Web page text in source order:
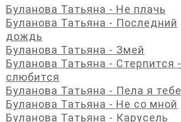
Буланова Татьяна - Не плачь
Буланова Татьяна - Последний
дождь
Буланова Татьяна - Змей
Буланова Татьяна - Стерпится -
слюбится
Буланова Татьяна - Пела я тебе
Буланова Татьяна - Не со мной
Буланова Татьяна - Карусель